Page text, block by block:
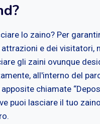
lo zaino? Per
e dei visitatori,
gli zaini ovunque
all'interno del
chiamate
puoi lasciare il tuo